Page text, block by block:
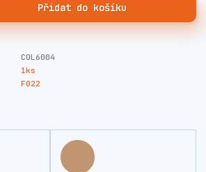
Přidat do košíku
COL6004
1ks
F022